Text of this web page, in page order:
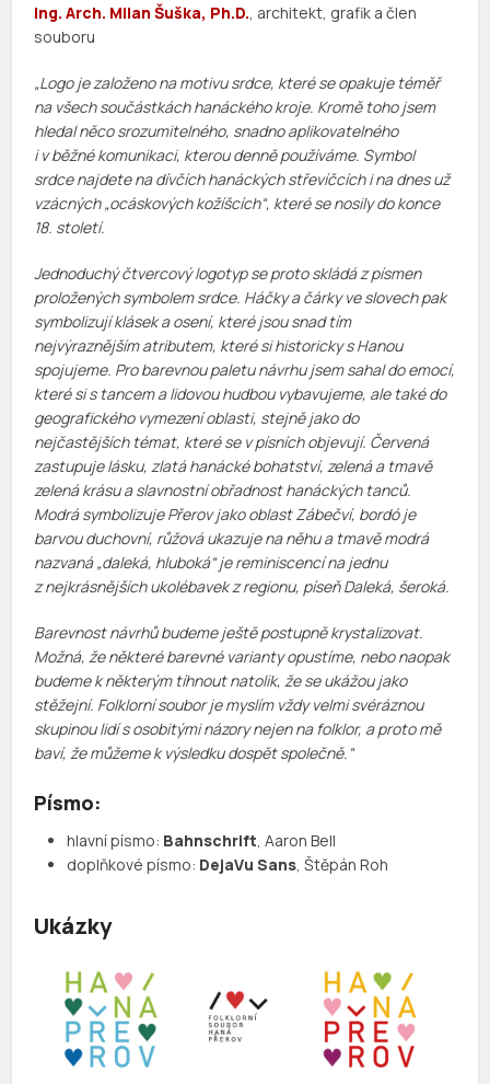
Ing. Arch. Milan Šuška, Ph.D. , architekt, grafik a člen
souboru
„Logo je založeno na motivu srdce, které se opakuje téměř
na všech součástkách hanáckého kroje. Kromě toho jsem
hledal něco srozumitelného, snadno aplikovatelného
i v běžné komunikaci, kterou denně používáme. Symbol
srdce najdete na dívčích hanáckých střevíčcích i na dnes už
vzácných „ocáskových kožíšcích“, které se nosily do konce
18. století.
Jednoduchý čtvercový logotyp se proto skládá z písmen
proložených symbolem srdce. Háčky a čárky ve slovech pak
symbolizují klásek a osení, které jsou snad tím
nejvýraznějším atributem, které si historicky s Hanou
spojujeme. Pro barevnou paletu návrhu jsem sahal do emocí,
které si s tancem a lidovou hudbou vybavujeme, ale také do
geografického vymezení oblasti, stejně jako do
nejčastějších témat, které se v písních objevují. Červená
zastupuje lásku, zlatá hanácké bohatství, zelená a tmavě
zelená krásu a slavnostní obřadnost hanáckých tanců.
Modrá symbolizuje Přerov jako oblast Zábečví, bordó je
barvou duchovní, růžová ukazuje na něhu a tmavě modrá
nazvaná „daleká, hluboká“ je reminiscencí na jednu
z nejkrásnějších ukolébavek z regionu, píseň Daleká, šeroká.
Barevnost návrhů budeme ještě postupně krystalizovat.
Možná, že některé barevné varianty opustíme, nebo naopak
budeme k některým tíhnout natolik, že se ukážou jako
stěžejní. Folklorní soubor je myslím vždy velmi svéráznou
skupinou lidí s osobitými názory nejen na folklor, a proto mě
baví, že můžeme k výsledku dospět společně.“
Písmo:
hlavní písmo: Bahnschrift , Aaron Bell
doplňkové písmo: DejaVu Sans , Štěpán Roh
Ukázky